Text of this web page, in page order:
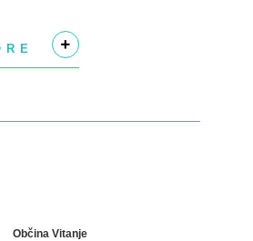
+
Občina Vitanje